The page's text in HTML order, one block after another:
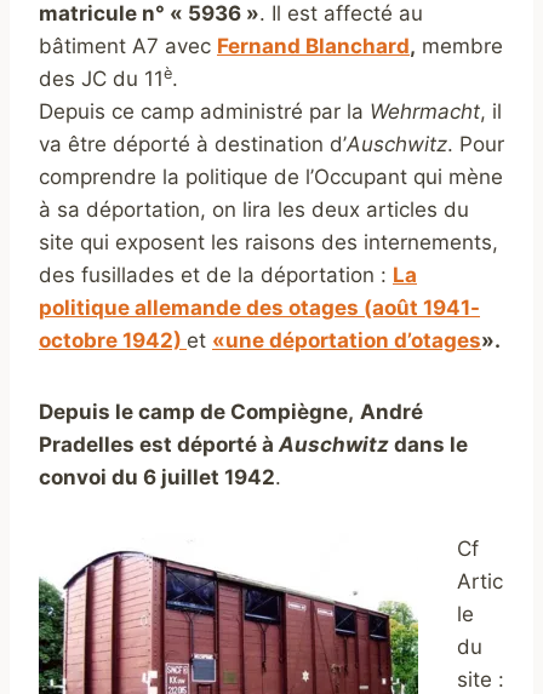
matricule n° « 5936 ». Il est affecté au
bâtiment A7 avec Fernand Blanchard, membre
des JC du 11è.
Depuis ce camp administré par la Wehrmacht, il
va être déporté à destination d’Auschwitz. Pour
comprendre la politique de l’Occupant qui mène
à sa déportation, on lira les deux articles du
site qui exposent les raisons des internements,
des fusillades et de la déportation : La
politique allemande des otages (août 1941-
octobre 1942) et «une déportation d’otages».
Depuis le camp de Compiègne, André
Pradelles est déporté àAuschwitz dans le
convoi du 6 juillet 1942.
Cf
Artic
le
du
site :